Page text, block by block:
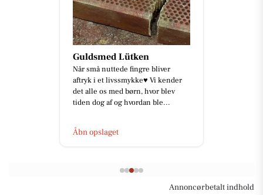
Guldsmed Lütken
Når små nuttede fingre bliver
aftryk i et livssmykke♥️ Vi kender
det alle os med børn, hvor blev
tiden dog af og hvordan ble...
Åbn opslaget
Annoncørbetalt indhold